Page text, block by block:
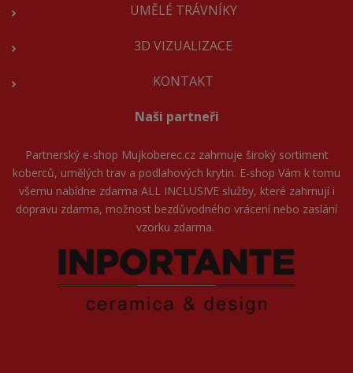
UMĚLÉ TRÁVNÍKY
3D VIZUALIZACE
KONTAKT
Naši partneři
Partnerský e-shop Mujkoberec.czzahrnuje široký sortiment
koberců, umělých trav a podlahových krytin. E-shop Vám k tomu
všemu nabídne zdarma ALL INCLUSIVE služby, které zahrnují i
dopravu zdarma, možnost bezdůvodného vrácení nebo zaslání
vzorku zdarma.